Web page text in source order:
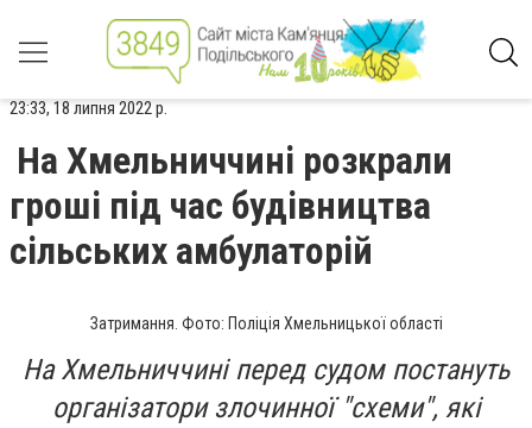
23:33, 18 липня 2022 р.
На Хмельниччині розкрали
гроші під час будівництва
сільських амбулаторій
Затримання. Фото: Поліція Хмельницької області
На Хмельниччині перед судом постануть
організатори злочинної "схеми", які